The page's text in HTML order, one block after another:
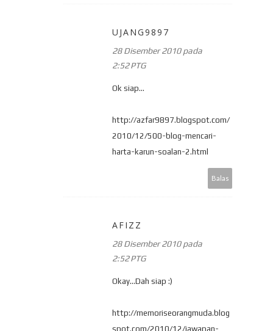
UJANG9897
28 Disember 2010 pada
2:52 PTG
Ok siap...
http://azfar9897.blogspot.com/
2010/12/500-blog-mencari-
harta-karun-soalan-2.html
Balas
AFIZZ
28 Disember 2010 pada
2:52 PTG
Okay...Dah siap :)
http://memoriseorangmuda.blog
spot.com/2010/12/jawapan-